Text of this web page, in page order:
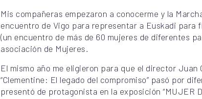
Mis compañeras empezaron a conocerme y la
encuentro de Vigo para representar a Euskadi para
(un encuentro de más de 60 mujeres de diferentes
asociación de Mujeres.
El mismo año me eligieron para que el director
“Clementine: El legado del compromiso” pasó por
presentó de protagonista en la exposición “MUJER